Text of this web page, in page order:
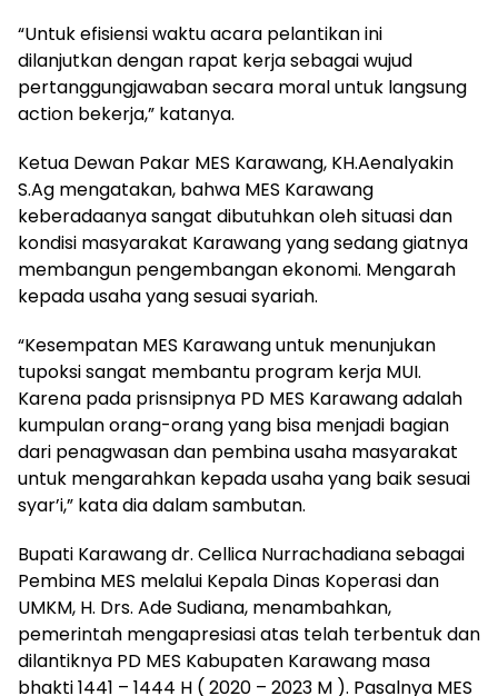
“Untuk efisiensi waktu acara pelantikan ini
dilanjutkan dengan rapat kerja sebagai wujud
pertanggungjawaban secara moral untuk langsung
action bekerja,” katanya.
Ketua Dewan Pakar MES Karawang, KH.Aenalyakin
S.Ag mengatakan, bahwa MES Karawang
keberadaanya sangat dibutuhkan oleh situasi dan
kondisi masyarakat Karawang yang sedang giatnya
membangun pengembangan ekonomi. Mengarah
kepada usaha yang sesuai syariah.
“Kesempatan MES Karawang untuk menunjukan
tupoksi sangat membantu program kerja MUI.
Karena pada prisnsipnya PD MES Karawang adalah
kumpulan orang-orang yang bisa menjadi bagian
dari penagwasan dan pembina usaha masyarakat
untuk mengarahkan kepada usaha yang baik sesuai
syar’i,” kata dia dalam sambutan.
Bupati Karawang dr. Cellica Nurrachadiana sebagai
Pembina MES melalui Kepala Dinas Koperasi dan
UMKM, H. Drs. Ade Sudiana, menambahkan,
pemerintah mengapresiasi atas telah terbentuk dan
dilantiknya PD MES Kabupaten Karawang masa
bhakti 1441 – 1444 H ( 2020 – 2023 M ). Pasalnya MES